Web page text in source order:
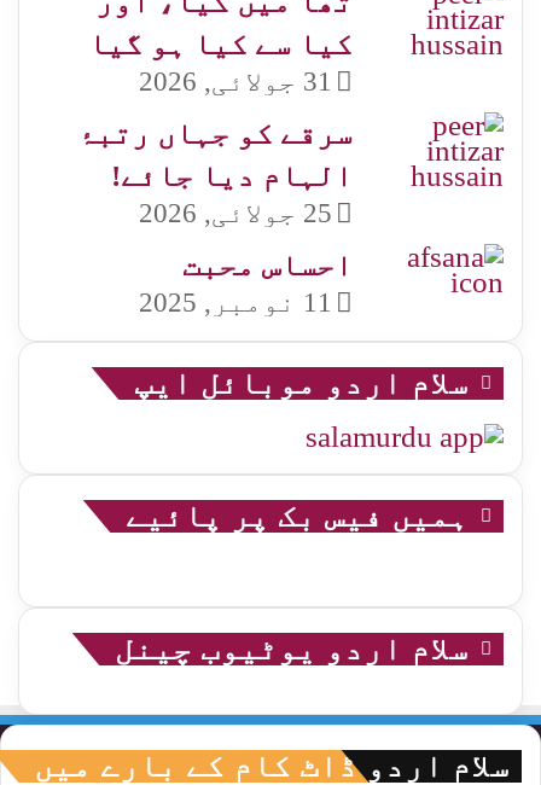
کیا سے کیا ہو گیا
31 جولائی, 2026
سرقے کو جہاں رتبۂ
الہام دیا جائے!
25 جولائی, 2026
احساس محبت
11 نومبر, 2025
سلام اردو موبائل ایپ
ہمیں فیس بک پر پائیے
سلام اردو یوٹیوب چینل
سلام اردو ڈاٹ کام کے بارے میں